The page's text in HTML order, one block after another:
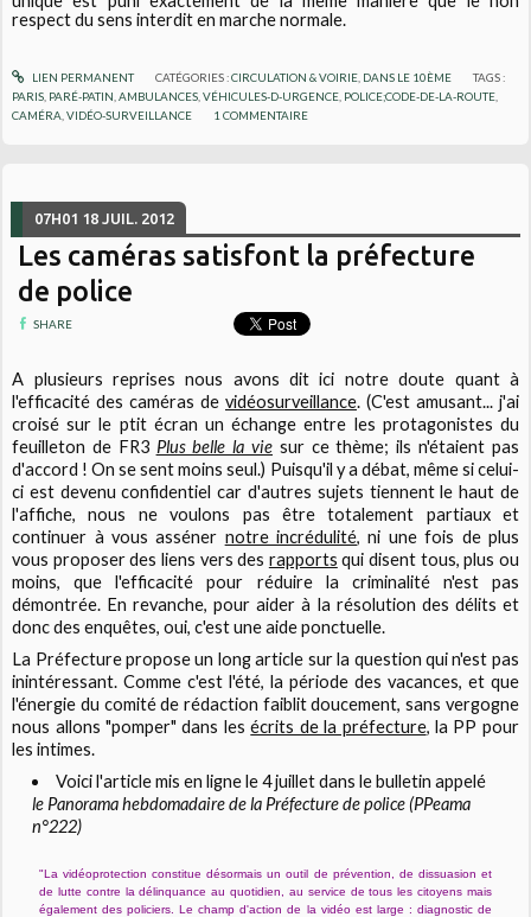
respect du sens interdit en marche normale.
LIEN PERMANENT CATÉGORIES :CIRCULATION & VOIRIE, DANS LE 10ÈME
TAGS :
PARIS PARÉ-PATIN ,AMBULANCES ,VÉHICULES-D-URGENCE POLICE;CODE-DE-LA-ROUTE
CAMÉRA ,VIDÉO-SURVEILLANCE 1 COMMENTAIRE
07H01 18 JUIL. 2012
Les caméras satisfont la préfecture
de police
SHARE
A plusieurs reprises nous avons dit ici notre doute quant à
l'efficacité des caméras de vidéosurveillance. (C'est amusant... j'ai
croisé sur le ptit écran un échange entre les protagonistes du
feuilleton de FR3 Plus belle la vie sur ce thème; ils n'étaient pas
d'accord ! On se sent moins seul.) Puisqu'il y a débat, même si celui-
ci est devenu confidentiel car d'autres sujets tiennent le haut de
l'affiche, nous ne voulons pas être totalement partiaux et
continuer à vous asséner notre incrédulité, ni une fois de plus
vous proposer des liens vers des rapports qui disent tous, plus ou
moins, que l'efficacité pour réduire la criminalité n'est pas
démontrée. En revanche, pour aider à la résolution des délits et
donc des enquêtes, oui, c'est une aide ponctuelle.
La Préfecture propose un long article sur la question qui n'est pas
inintéressant. Comme c'est l'été, la période des vacances, et que
l'énergie du comité de rédaction faiblit doucement, sans vergogne
nous allons "pomper" dans lesécrits de la préfecture, la PP pour
les intimes.
Voici l'article mis en ligne le 4 juillet dans le bulletin appelé
le Panorama hebdomadaire de la Préfecture de police (PPeama
n°222)
"La vidéoprotection constitue désormais un outil de prévention, de dissuasion et
de lutte contre la délinquance au quotidien, au service de tous les citoyens mais
également des policiers. Le champ d'action de la vidéo est large : diagnostic de